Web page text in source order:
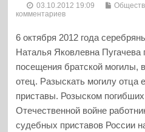
03.10.2012 19:09
комментариев
6 октября 2012 года
Наталья Яковлевна
посещения братской могилы,
отец. Разыскать могилу отца
приставы. Розыском
Отечественной войне
судебных приставов России